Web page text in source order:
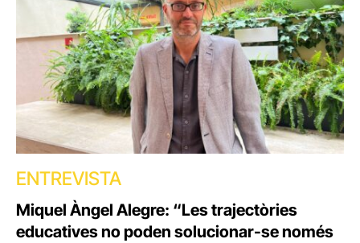
ENTREVISTA
Miquel Àngel Alegre: “Les trajectòries
educatives no poden solucionar-se només